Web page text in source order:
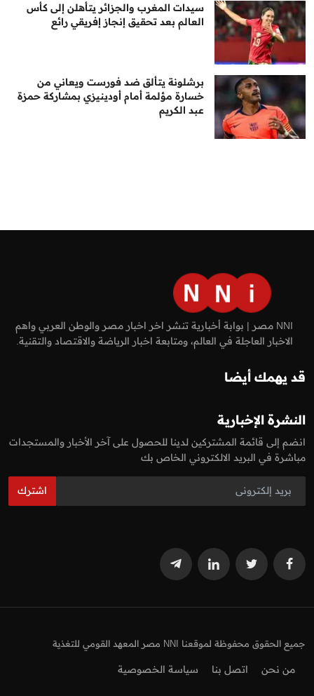
سيدات المغرب والجزائر يتأهلن إلى كأس
العالم بعد تحقيق إنجاز إفريقي رائع
برشلونة يتألق ضد فورست ويعاني من
خسارة مؤلمة أمام أودينيزي بمشاركة حمزة
عبد الكريم
NNI مصر | بوابة أخبارية تنشر اخر اخبار مصر والوطن العربي واهم
الاخبار العاجلة في العالم، ومتابعة اخبار الرياضة والاقتصاد والتقنية.
قد يهمك أيضا
النشرة الإخبارية
انضم إلى قائمة المشتركين لدينا للحصول على آخر الأخبار والمستجدات
مباشرة في البريد الالكتروني الخاص بك
اشترك
جميع الحقوق محفوظة لموقعنا NNI مصر المعهد القومي للتغذية
من نحن اتصل بنا سياسة الخصوصية